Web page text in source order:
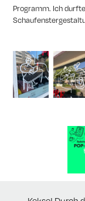
Programm. Ich